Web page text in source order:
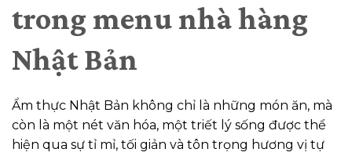
trong menu nhà hàng
Nhật Bản
Ẩm thực Nhật Bản không chỉ là những món ăn, mà
còn là một nét văn hóa, một triết lý sống được thể
hiện qua sự tỉ mỉ, tối giản và tôn trọng hương vị tự